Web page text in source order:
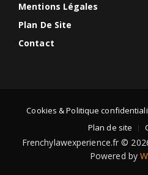
Mentions Légales
Plan De Site
Contact
Cookies & Politique
Plan de site
Frenchylawexperience.fr ©
Powered by